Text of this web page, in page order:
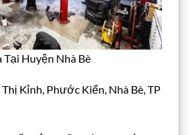
Tại Huyện Nhà Bè
Kỉnh, Phước Kiển, Nhà Bè, TP